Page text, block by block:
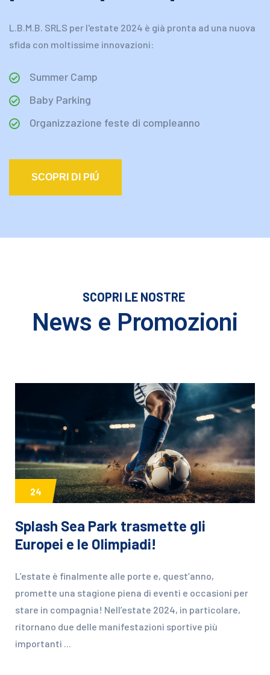
L.B.M.B. SRLS per l'estate 2024 è già pronta ad una nuova
sfida con moltissime innovazioni:
Summer Camp
Baby Parking
Organizzazione feste di compleanno
SCOPRI DI PIÚ
SCOPRI LE NOSTRE
News e Promozioni
24
Splash Sea Park trasmette gli
Europei e le Olimpiadi!
L’estate è finalmente alle porte e, quest’anno,
promette una stagione piena di eventi e occasioni per
stare in compagnia! Nell’estate 2024, in particolare,
ritornano due delle manifestazioni sportive più
importanti ...